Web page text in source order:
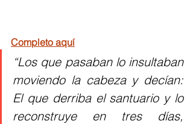
Completo aquí
“Los que pasaban lo insultaban
moviendo la cabeza y decían:
El que derriba el santuario y lo
reconstruye en tres días,